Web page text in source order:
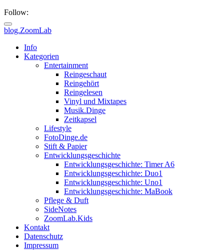
Follow:
blog.ZoomLab
ZoomLab
Info
Kategorien
Entertainment
Reingeschaut
Reingehört
Reingelesen
Vinyl und Mixtapes
Musik.Dinge
Zeitkapsel
Lifestyle
FotoDinge.de
Stift & Papier
Entwicklungsgeschichte
Entwicklungsgeschichte: Timer A6
Entwicklungsgeschichte: Duo1
Entwicklungsgeschichte: Uno1
Entwicklungsgeschichte: MaBook
Pflege & Duft
SideNotes
ZoomLab.Kids
Kontakt
Datenschutz
Impressum